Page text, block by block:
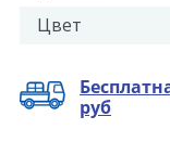
Цвет
руб